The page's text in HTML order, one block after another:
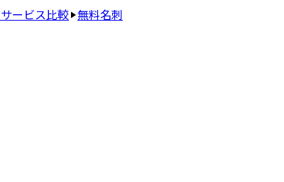
ービス比較 無料名刺